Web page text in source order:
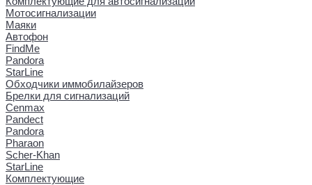
Мотосигнализации
Маяки
Автофон
FindMe
Pandora
StarLine
Обходчики иммобилайзеров
Брелки для сигнализаций
Cenmax
Pandect
Pandora
Pharaon
Scher-Khan
StarLine
Комплектующие